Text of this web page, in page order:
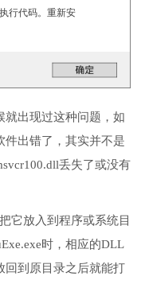
行代码。重新安
就出现过这种问题，如
件出错了，其实并不是
丢失了或没有
它放入到程序或系统目
时，相应的DLL
回到原目录之后就能打